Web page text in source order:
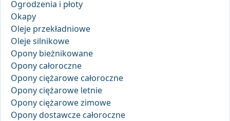
Ogrodzenia i płoty
Okapy
Oleje przekładniowe
Oleje silnikowe
Opony bieżnikowane
Opony całoroczne
Opony ciężarowe całoroczne
Opony ciężarowe letnie
Opony ciężarowe zimowe
Opony dostawcze całoroczne